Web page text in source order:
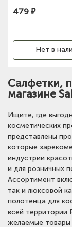
479 ₽
Нет в
Салфетки,
магазине
Ищите, где
косметических
представлены
которые
индустрии
и для розничных
Ассортимент
так и люксовой
полотенца для
всей территории
желаемые товары